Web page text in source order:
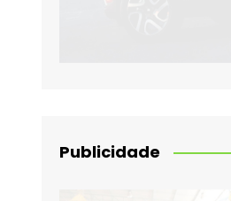
Publicidade